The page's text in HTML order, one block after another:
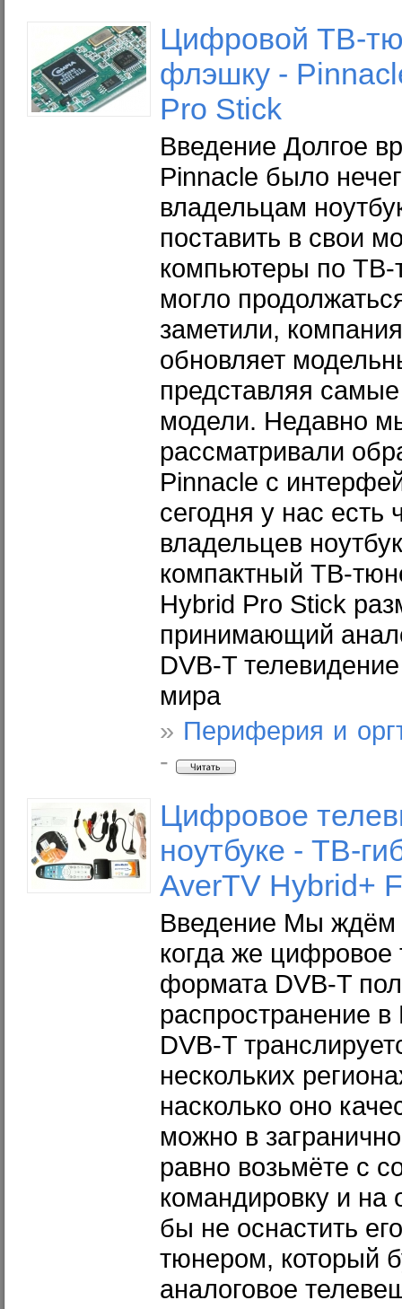
Цифровой ТВ-
флэшку -
Pro Stick
Введение Долгое
Pinnacle было
владельцам
поставить в свои
компьютеры по ТВ-
могло
заметили,
обновляет
представляя
модели. Недавно
рассматривали
Pinnacle с
сегодня у нас есть
владельцев
компактный ТВ-
Hybrid Pro Stick
принимающий
DVB-T
мира
» Периферия и
-
Цифровое
ноутбуке - ТВ-
AverTV Hybrid+
Введение Мы ждём
когда же цифровое
формата DVB-T
распространение
DVB-T
нескольких
насколько оно
можно в
равно возьмёте с
командировку и на
бы не оснастить
тюнером, который
аналоговое